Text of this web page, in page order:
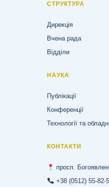
СТРУКТУРА
Дирекція
Вчена рада
Відділи
НАУКА
Публікації
Конференції
Технології та
КОНТАКТИ
просп.
+38 (0512) 55-82-